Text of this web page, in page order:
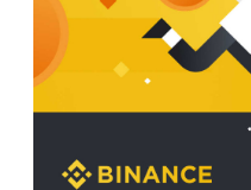
2. Các tiêu chí vàng
chăn ga gối đệm
ngủ
Để sở hữu một bộ
cao cấp hoàn hảo
công năng, người
nhắc kỹ lưỡng các